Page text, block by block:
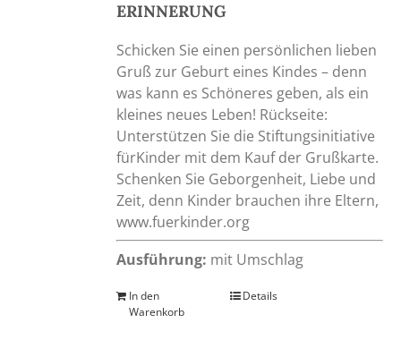
ERINNERUNG
Schicken Sie einen persönlichen lieben
Gruß zur Geburt eines Kindes – denn
was kann es Schöneres geben, als ein
kleines neues Leben! Rückseite:
Unterstützen Sie die Stiftungsinitiative
fürKinder mit dem Kauf der Grußkarte.
Schenken Sie Geborgenheit, Liebe und
Zeit, denn Kinder brauchen ihre Eltern,
www.fuerkinder.org
Ausführung: mit Umschlag
In den
Warenkorb
Details